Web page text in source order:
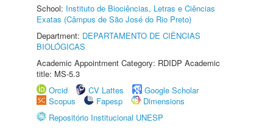
School: Instituto de Biociências, Letras e Ciências
Exatas (Câmpus de São José do Rio Preto)
Department: DEPARTAMENTO DE CIÊNCIAS
BIOLÓGICAS
Academic Appointment Category: RDIDP Academic
title: MS-5.3
Orcid
CV Lattes
Google Scholar
Scopus
Fapesp
Dimensions
Repositório Institucional UNESP